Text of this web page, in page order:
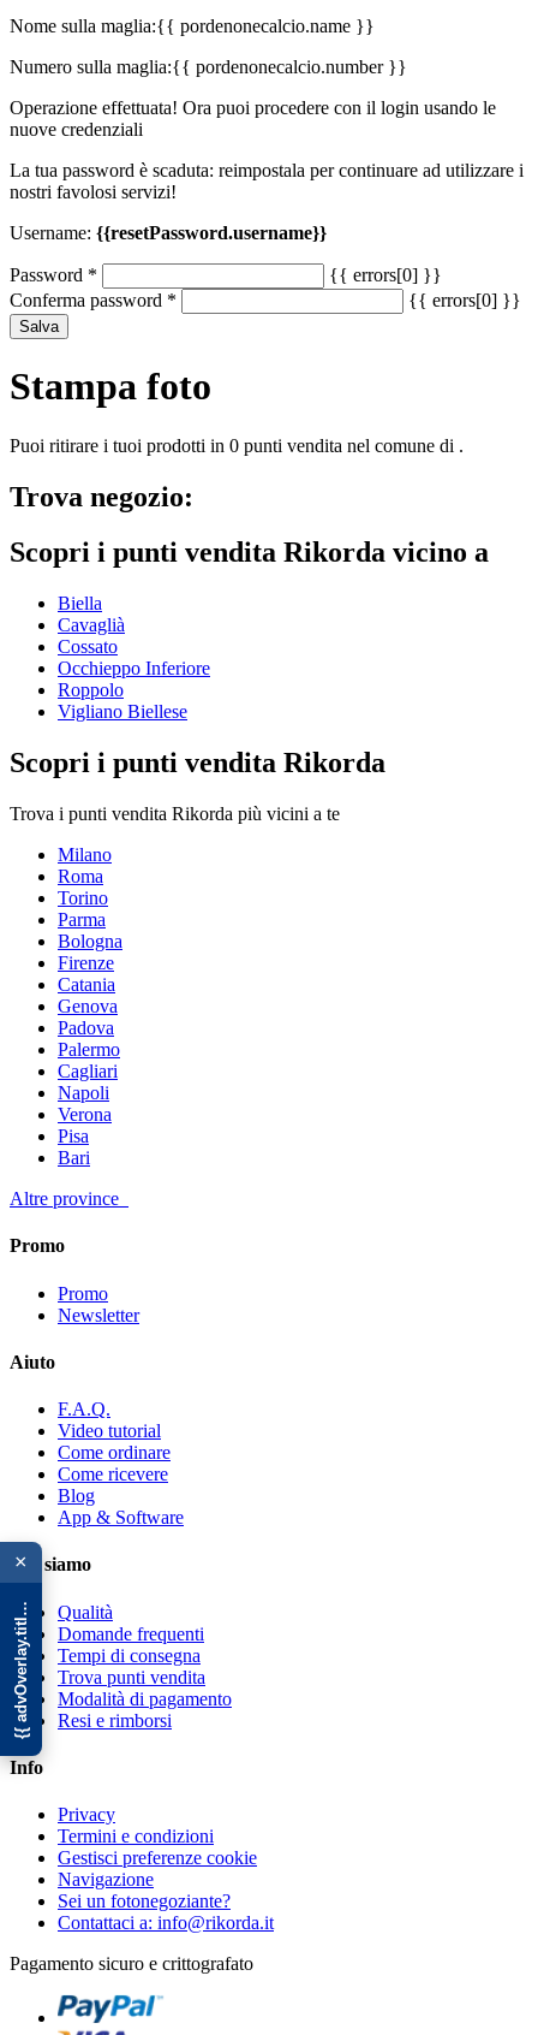
×
{{ advOverlay.title || 'Promo' }}
Nome sulla maglia:{{ pordenonecalcio.name }}
Numero sulla maglia:{{ pordenonecalcio.number }}
Operazione effettuata! Ora puoi procedere con il login usando le
nuove credenziali
La tua password è scaduta: reimpostala per continuare ad utilizzare i
nostri favolosi servizi!
Username: {{resetPassword.username}}
Password *
{{ errors[0] }}
Conferma password * {{ errors[0] }}
Salva
Stampa foto
Puoi ritirare i tuoi prodotti in 0 punti vendita nel comune di .
Trova negozio:
Scopri i punti vendita Rikorda vicino a
Biella
Cavaglià
Cossato
Occhieppo Inferiore
Roppolo
Vigliano Biellese
Scopri i punti vendita Rikorda
Trova i punti vendita Rikorda più vicini a te
Milano
Roma
Torino
Parma
Bologna
Firenze
Catania
Genova
Padova
Palermo
Cagliari
Napoli
Verona
Pisa
Bari
Altre province
Promo
Promo
Newsletter
Aiuto
F.A.Q.
Video tutorial
Come ordinare
Come ricevere
Blog
App & Software
Chi siamo
Qualità
Domande frequenti
Tempi di consegna
Trova punti vendita
Modalità di pagamento
Resi e rimborsi
Info
Privacy
Termini e condizioni
Gestisci preferenze cookie
Navigazione
Sei un fotonegoziante?
Contattaci a: info@rikorda.it
Pagamento sicuro e crittografato